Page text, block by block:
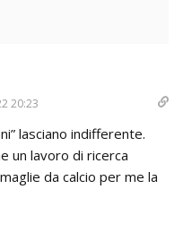
20:23
lasciano indifferente.
un lavoro di ricerca
da calcio per me la